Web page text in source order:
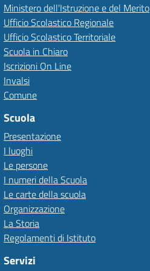
Ministero dell'Istruzione e del Merito
Ufficio Scolastico Regionale
Ufficio Scolastico Territoriale
Scuola in Chiaro
Iscrizioni On Line
Invalsi
Comune
Scuola
Presentazione
I luoghi
Le persone
I numeri della Scuola
Le carte della scuola
Organizzazione
La Storia
Regolamenti di Istituto
Servizi